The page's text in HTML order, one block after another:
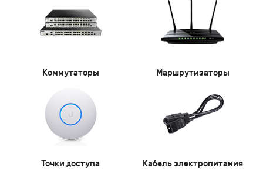
Коммутаторы Маршрутизаторы
Точки доступа Кабель электропитания